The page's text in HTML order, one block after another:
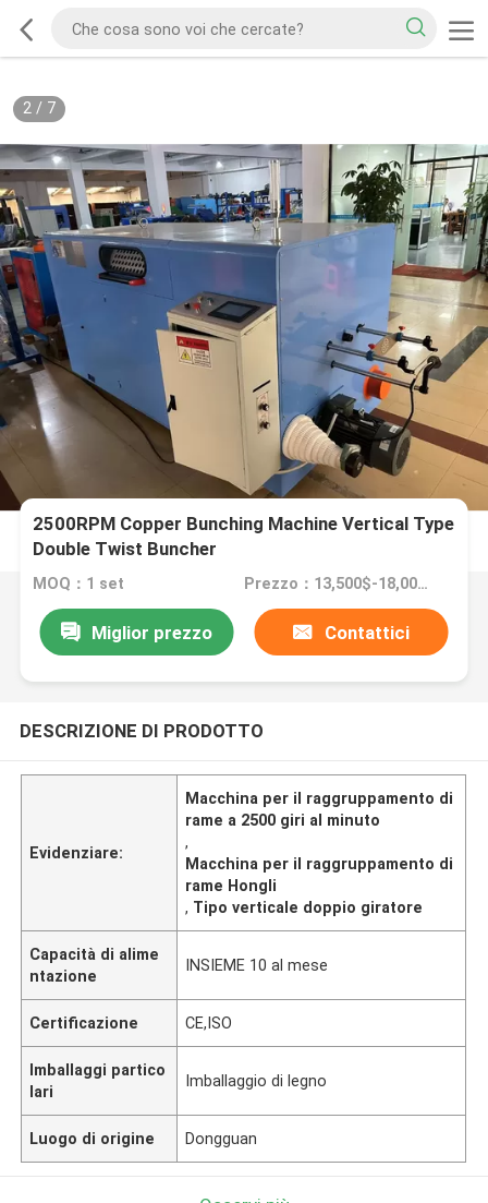
2/ 7
2500RPM Copper Bunching Machine Vertical Type
Double Twist Buncher
MOQ：1 set Prezzo：13,500$-18,000$
Miglior prezzo Contattici
DESCRIZIONE DI PRODOTTO
Evidenziare:
Macchina per il raggruppamento di
rame a 2500 giri al minuto
,
Macchina per il raggruppamento di
rame Hongli
, Tipo verticale doppio giratore
Capacità di alime
ntazione
INSIEME 10 al mese
Certificazione CE,ISO
Imballaggi partico
lari
Imballaggio di legno
Luogo di origine Dongguan